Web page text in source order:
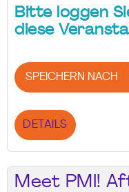
Bitte loggen
diese
SPEICHERN NACH
DETAILS
Meet PMI!